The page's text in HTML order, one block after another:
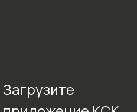
Загрузите